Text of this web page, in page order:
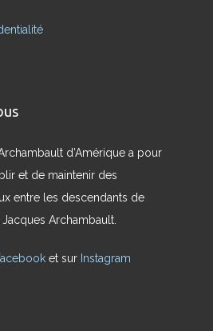
Archambault d’Amérique a pour
et de maintenir des
entre les descendants de
Jacques Archambault.
et sur Instagram